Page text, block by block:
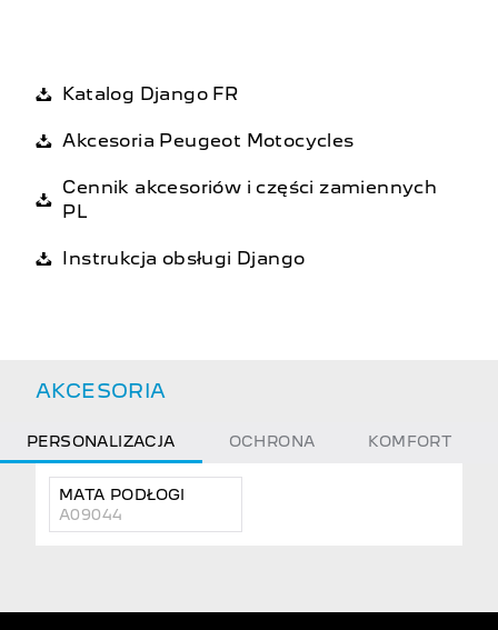
Katalog Django FR
Akcesoria Peugeot Motocycles
Cennik akcesoriów i części zamiennych
PL
Instrukcja obsługi Django
AKCESORIA
PERSONALIZACJA OCHRONA KOMFORT
MATA PODŁOGI
A09044